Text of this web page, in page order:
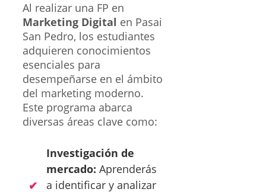
Al realizar una FP en
Marketing Digital en Pasai
San Pedro, los estudiantes
adquieren conocimientos
esenciales para
desempeñarse en el ámbito
del marketing moderno.
Este programa abarca
diversas áreas clave como:
Investigación de
mercado: Aprenderás
a identificar y analizar